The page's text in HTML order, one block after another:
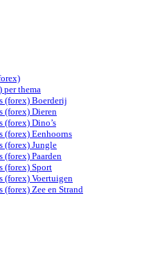
per thema
(forex) Boerderij
(forex) Dieren
(forex) Dino’s
(forex) Eenhoorns
(forex) Jungle
(forex) Paarden
(forex) Sport
(forex) Voertuigen
(forex) Zee en Strand